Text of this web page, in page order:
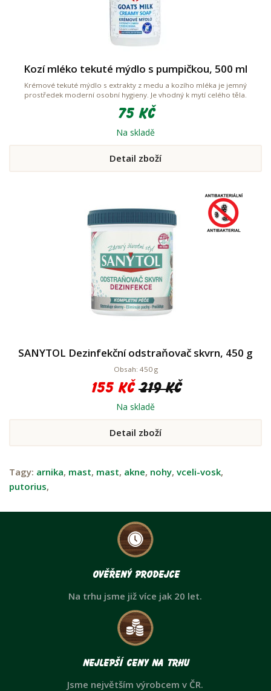
Kozí mléko tekuté mýdlo s pumpičkou, 500 ml
Krémové tekuté mýdlo s extrakty z medu a kozího mléka je jemný
prostředek moderní osobní hygieny. Je vhodný k mytí celého těla.
75 Kč
Na skladě
Detail zboží
SANYTOL Dezinfekční odstraňovač skvrn, 450 g
Obsah: 450 g
155 Kč 219 Kč
Na skladě
Detail zboží
Tagy: arnika, mast, mast, akne, nohy, vceli-vosk,
putorius,
Ověřený prodejce
Na trhu jsme již více jak 20 let.
Nejlepší ceny na trhu
Jsme největším výrobcem v ČR.